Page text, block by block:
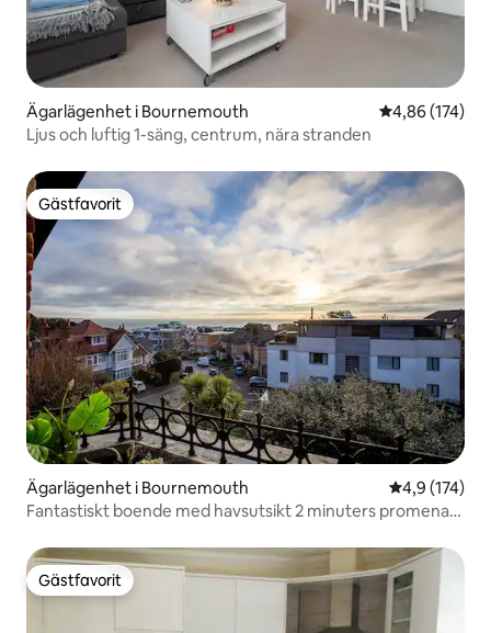
Ägarlägenhet i Bournemouth 4,86 av 5 i
4,86 (174)
Ljus och luftig 1-säng, centrum, nära stranden
Gästfavorit
Gästfavorit
Ägarlägenhet i Bournemouth 4,9 av 5 i
4,9 (174)
Fantastiskt boende med havsutsikt 2 minuters promenad
Gästfavorit
Gästfavorit